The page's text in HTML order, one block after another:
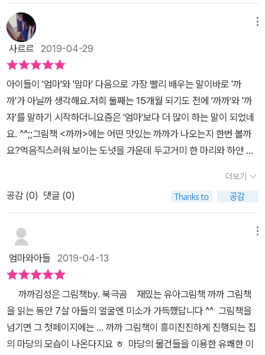
장면부터 클레이로 만들어보고 낚시놀이, 점프놀이 등 다양한
각도로 놀아본다. 재미있게 놀면 그대로 완벽한 책!
사로잡게 하는거 같아요.계속해서 등장하던 새는바로 마지막에 반전
을 주려고 등장했던거에요~ㅎㅎㅎ 결국 거미와 강아지는 나무에
열린 열매를 먹는답니다. 열매가 어떤 열매일지도 궁금하더라구요.
처음부터 서로 조금씩 나눠먹었다면 까까를 맛있게 먹었겠죠?아이들
이 평소에도 하기 쉬운 실수들~그런부분을 건드려주고 있다는 생각
이 들었답니다^^ 유아부터 초등아이까지 그림을 보며 이야기를 생
각해 볼 수 있는유쾌한 그림책 까까 였답니다.
사르르 2019-04-29
아이들이 '엄마'와 '맘마' 다음으로 가장 빨리 배우는 말이바로 '까
까'가 아닐까 생각해요.저희 둘째는 15개월 되기도 전에 '까까'와 '까
자'를 말하기 시작하더니요즘은 '엄마'보다 더 많이 하는 말이 되었네
요. ^^;;그림책 <까까>에는 어떤 맛있는 까까가 나오는지 한번 볼까
요?먹음직스러워 보이는 도넛을 가운데 두고거미 한 마리와 하얀 강
공들이 모두 모였네요.다음 장에는 이 이야기가 펼쳐질 무대가 등장
합니다.개집과 빗자루, 트렘폴린, 거미집이 있는 과일나무, 미끄럼틀
과 킥보드, 모종삽과 긴 호스 그리고 사다리와 큰 헛간, 양배추와 당근
이 심긴 밭이 보이네요. 이것들은 이 이야기의 단순한 배경이 아니라
가 있답니다. ^^​사건의 발단은 하얀 강아지의 까까인 도넛을 까만 거
미가 훔쳐가면서 시작됩니다. 그러고보니 색깔도 백과 흑으로 선명하
게 대비되네요. 마치 선과 악, 칼과 방패 같이 말이에요. 강아지는 아
까 언급했던 것들을 이용해 도넛을 되찾으려고 하고 거미는 도넛을
지키려고 합니다.그리고 이 둘의 엎치락뒤치락하는 싸움에 깨알같이
등장하는 까마귀의 행동은 강아지에게 도넛을 되찾는 방법을 떠올리
더보기
공감 (0) 댓글 (0)
엄마와아들 2019-04-13
까까김성은 그림책by. 북극곰 재밌는 유아그림책 까까 그림책
을 읽는 동안 7살 아들의 얼굴엔 미소가 가득했답니다 ^^ 그림책을
넘기면 그 첫페이지에는 ... 까까 그림책이 흥미진진하게 진행되는 집
의 마당의 모습이 나온다지요 ㅎ 마당의 물건들을 이용한 유쾌한 이